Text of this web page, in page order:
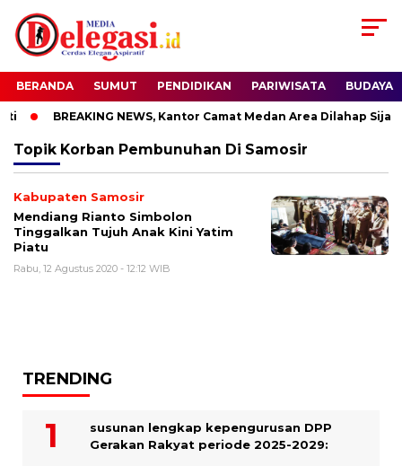
BERANDA SUMUT PENDIDIKAN PARIWISATA BUDAYA
BREAKING NEWS, Kantor Camat Medan Area Dilahap
Topik Korban Pembunuhan Di Samosir
Kabupaten Samosir
Mendiang Rianto Simbolon
Tinggalkan Tujuh Anak Kini Yatim
Piatu
Rabu, 12 Agustus 2020 - 12:12 WIB
TRENDING
susunan lengkap kepengurusan DPP
Gerakan Rakyat periode 2025-2029: